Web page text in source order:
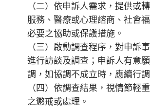
（二）依申訴人需求，提供或
服務、醫療或心理諮商、社會
必要之協助或保護措施。
（三）啟動調查程序，對申訴
進行訪談及調查；申訴人有意
調，如協調不成立時，應續行調
（四）依調查結果，視情節輕
之懲戒或處理。